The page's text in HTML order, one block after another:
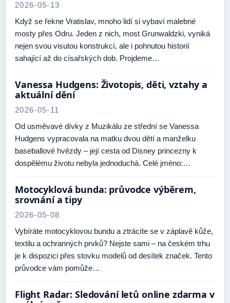
2026-05-13
Když se řekne Vratislav, mnoho lidí si vybaví malebné
mosty přes Odru. Jeden z nich, most Grunwaldzki, vyniká
nejen svou visutou konstrukcí, ale i pohnutou historií
sahající až do císařských dob. Projdeme…
Vanessa Hudgens: Životopis, děti, vztahy a
aktuální dění
2026-05-11
Od usměvavé dívky z Muzikálu ze střední se Vanessa
Hudgens vypracovala na matku dvou dětí a manželku
baseballové hvězdy – její cesta od Disney princezny k
dospělému životu nebyla jednoduchá. Celé jméno:…
Motocyklová bunda: průvodce výběrem,
srovnání a tipy
2026-05-08
Vybíráte motocyklovou bundu a ztrácíte se v záplavě kůže,
textilu a ochranných prvků? Nejste sami – na českém trhu
je k dispozici přes stovku modelů od desítek značek. Tento
průvodce vám pomůže…
Flight Radar: Sledování letů online zdarma v